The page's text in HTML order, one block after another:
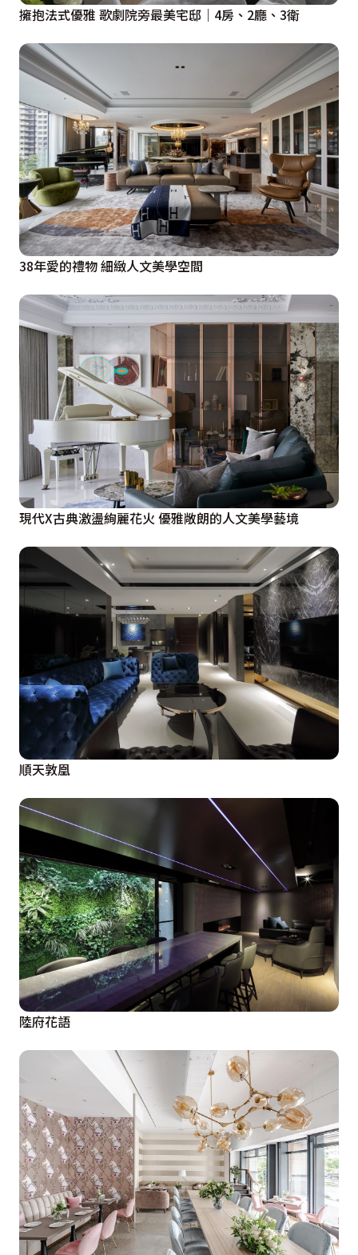
擁抱法式優雅 歌劇院旁最美宅邸｜4房、2廳、3衛
38年愛的禮物 細緻人文美學空間
現代X古典激盪絢麗花火 優雅敞朗的人文美學藝境
順天敦凰
陸府花語